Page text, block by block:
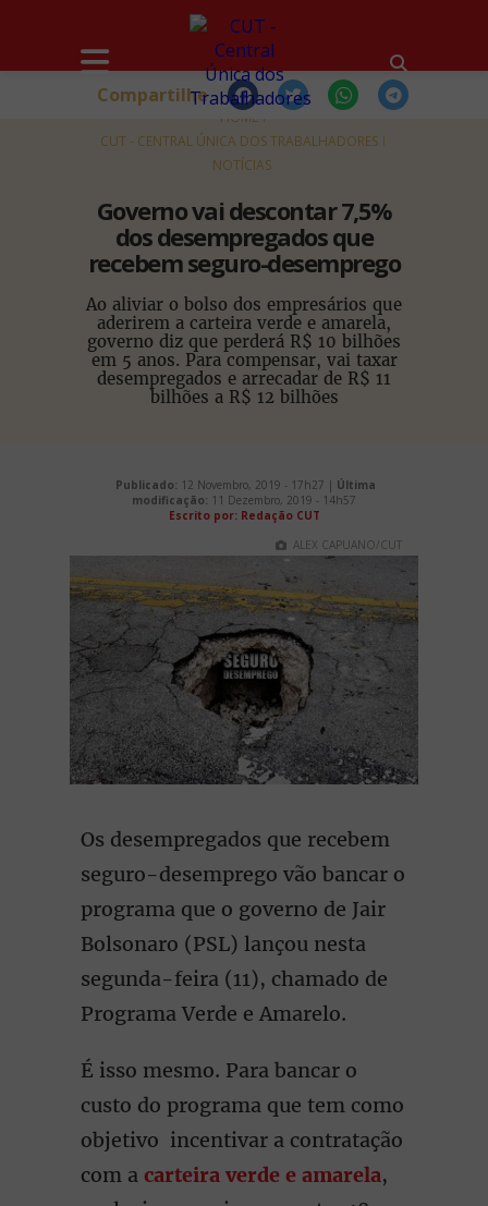
HOME
CUT - CENTRAL ÚNICA DOS TRABALHADORES
NOTÍCIAS
Governo vai descontar 7,5%
dos desempregados que
recebem seguro-desemprego
Ao aliviar o bolso dos empresários que
aderirem a carteira verde e amarela,
governo diz que perderá R$ 10 bilhões
em 5 anos. Para compensar, vai taxar
desempregados e arrecadar de R$ 11
bilhões a R$ 12 bilhões
Compartilhe
Publicado: 12 Novembro, 2019 - 17h27 | Última
modificação: 11 Dezembro, 2019 - 14h57
Escrito por: Redação CUT
ALEX CAPUANO/CUT
Os desempregados que recebem
seguro-desemprego vão bancar o
programa que o governo de Jair
Bolsonaro (PSL) lançou nesta
segunda-feira (11), chamado de
Programa Verde e Amarelo.
É isso mesmo. Para bancar o
custo do programa que tem como
objetivo incentivar a contratação
com a carteira verde e amarela,